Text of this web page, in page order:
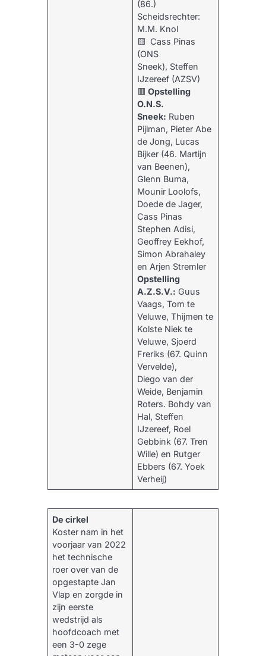
(86.)
Scheidsrechter:
M.M. Knol
🟨 Cass Pinas
(ONS
Sneek), Steffen
IJzereef (AZSV)
​🟥Opstelling
O.N.S.
Sneek: Ruben
Pijlman, Pieter Abe
de Jong, Lucas
Bijker (46. Martijn
van Beenen),
Glenn Buma,
Mounir Loolofs,
Doede de Jager,
Cass Pinas
Stephen Adisi,
Geoffrey Eekhof,
Simon Abrahaley
en Arjen Stremler
Opstelling
A.Z.S.V.: Guus
Vaags, Tom te
Veluwe, Thijmen te
Kolste Niek te
Veluwe, Sjoerd
Freriks (67. Quinn
Vervelde),
Diego van der
Weide, Benjamin
Roters. Bohdy van
Hal, Steffen
IJzereef, Roel
Gebbink (67. Tren
Wille) en Rutger
Ebbers (67. Yoek
Verheij) ​
De cirkel
Koster nam in het
voorjaar van 2022
het technische
roer over van de
opgestapte Jan
Vlap en zorgde in
zijn eerste
wedstrijd als
hoofdcoach met
een 3-0 zege